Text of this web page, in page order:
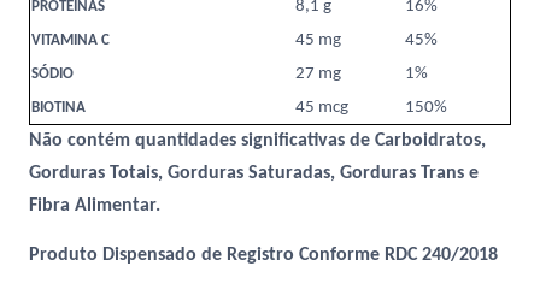
PROTEINAS 8,1 g 16%
VITAMINA C 45 mg 45%
SÓDIO 27 mg 1%
BIOTINA 45 mcg 150%
Não contém quantidades significativas de Carboidratos,
Gorduras Totais, Gorduras Saturadas, Gorduras Trans e
Fibra Alimentar.
Produto Dispensado de Registro Conforme RDC 240/2018